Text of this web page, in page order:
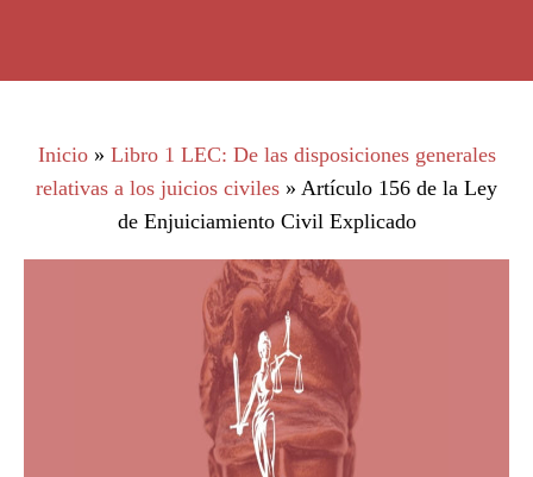
Inicio» Libro 1 LEC: De las disposiciones generales
relativas a los juicios civiles » Artículo 156 de la Ley
de Enjuiciamiento Civil Explicado